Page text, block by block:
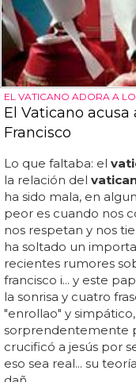
EL VATICANO ADORA A
El Vaticano
Francisco
Lo que faltaba: el
la relación del
ha sido mala, en
peor es cuando nos
nos respetan y nos
ha soltado un
recientes rumores
francisco i... y este
la sonrisa y cuatro
"enrollao" y
sorprendentemente
crucificó a jesús por
eso sea real... su